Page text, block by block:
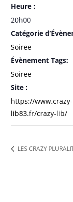
Heure :
20h00
Catégorie
Soiree
Évènement Tags:
Soiree
Site :
https://www.crazy-
lib83.fr/crazy-lib/
LES CRAZY